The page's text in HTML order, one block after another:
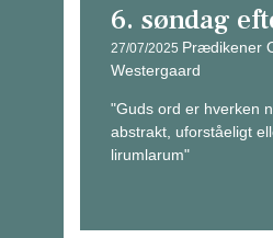
6. søndag
27/07/2025 Prædikener
Westergaard
"Guds ord er hverken
abstrakt, uforståeligt
lirumlarum"